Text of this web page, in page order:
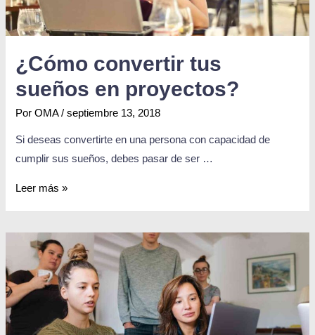
¿Cómo convertir tus
sueños en proyectos?
PorOMA /septiembre 13, 2018
Si deseas convertirte en una persona con capacidad de
cumplir sus sueños, debes pasar de ser …
Leer más »